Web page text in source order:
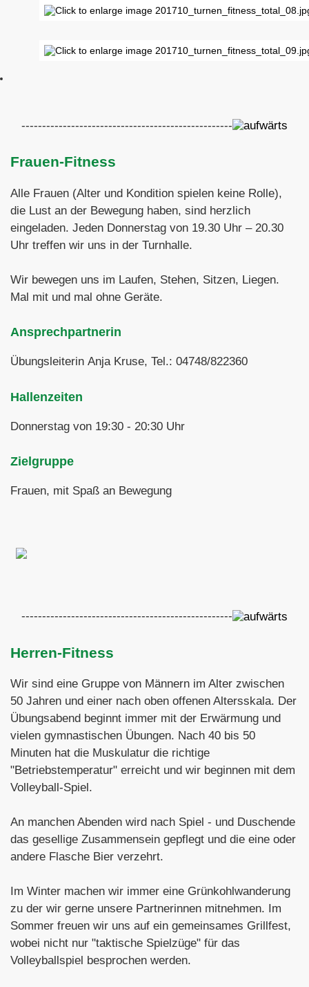
---------------------------------------------------
Frauen-Fitness
Alle Frauen (Alter und Kondition spielen keine Rolle),
die Lust an der Bewegung haben, sind herzlich
eingeladen. Jeden Donnerstag von 19.30 Uhr – 20.30
Uhr treffen wir uns in der Turnhalle.
Wir bewegen uns im Laufen, Stehen, Sitzen, Liegen.
Mal mit und mal ohne Geräte.
Ansprechpartnerin
Übungsleiterin Anja Kruse, Tel.: 04748/822360
Hallenzeiten
Donnerstag von 19:30 - 20:30 Uhr
Zielgruppe
Frauen, mit Spaß an Bewegung
---------------------------------------------------
Herren-Fitness
Wir sind eine Gruppe von Männern im Alter zwischen
50 Jahren und einer nach oben offenen Altersskala. Der
Übungsabend beginnt immer mit der Erwärmung und
vielen gymnastischen Übungen. Nach 40 bis 50
Minuten hat die Muskulatur die richtige
"Betriebstemperatur" erreicht und wir beginnen mit dem
Volleyball-Spiel.
An manchen Abenden wird nach Spiel - und Duschende
das gesellige Zusammensein gepflegt und die eine oder
andere Flasche Bier verzehrt.
Im Winter machen wir immer eine Grünkohlwanderung
zu der wir gerne unsere Partnerinnen mitnehmen. Im
Sommer freuen wir uns auf ein gemeinsames Grillfest,
wobei nicht nur "taktische Spielzüge" für das
Volleyballspiel besprochen werden.